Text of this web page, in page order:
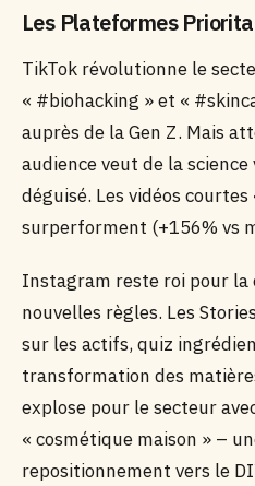
Les Plateformes
TikTok révolutionne le
« #biohacking » et «
auprès de la Gen Z. Mais
audience veut de la
déguisé. Les vidéos
surperforment (+156% vs
Instagram reste roi pour la
nouvelles règles. Les
sur les actifs, quiz
transformation des
explose pour le secteur
« cosmétique maison » –
repositionnement vers le